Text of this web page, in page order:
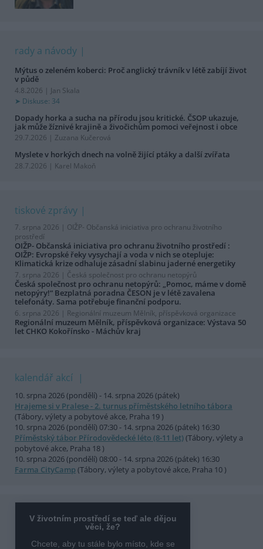
rady a návody
Mýtus o zeleném koberci: Proč anglický trávník v létě zabíjí život
v půdě
4.8.2026 | Jan Skala
Diskuse: 34
Dopady horka a sucha na přírodu jsou kritické. ČSOP ukazuje,
jak může žíznivé krajině a živočichům pomoci veřejnost i obce
29.7.2026 | Zuzana Kučerová
Myslete v horkých dnech na volně žijící ptáky a další zvířata
28.7.2026 | Karel Makoň
tiskové zprávy
7. srpna 2026 | OIŽP- Občanská iniciativa pro ochranu životního
prostředí
OIŽP- Občanská iniciativa pro ochranu životního prostředí :
OIŽP: Evropské řeky vysychají a voda v nich se otepluje:
Klimatická krize odhaluje zásadní slabinu jaderné energetiky
7. srpna 2026 | Česká společnost pro ochranu netopýrů
Česká společnost pro ochranu netopýrů: „Pomoc, máme v domě
netopýry!“ Bezplatná poradna ČESON je v létě zavalena
telefonáty. Sama potřebuje finanční podporu.
6. srpna 2026 | Regionální muzeum Mělník, příspěvková organizace
Regionální muzeum Mělník, příspěvková organizace: Výstava 50
let CHKO Kokořínsko - Máchův kraj
kalendář akcí
10. srpna 2026 (pondělí) - 14. srpna 2026 (pátek)
Hrajeme si v Pralese - 2. turnus příměstského letního tábora
(Tábory, výlety a pobytové akce, Praha 19 )
10. srpna 2026 (pondělí) 07:30 - 14. srpna 2026 (pátek) 16:30
Příměstský tábor Přírodovědecké léto (8-11 let)(Tábory, výlety a
pobytové akce, Praha 18 )
10. srpna 2026 (pondělí) 08:00 - 14. srpna 2026 (pátek) 16:30
Farma CityCamp (Tábory, výlety a pobytové akce, Praha 10 )